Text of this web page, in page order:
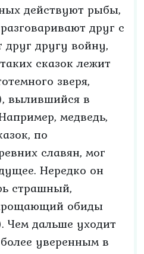
действуют рыбы,
друг с
другу войну,
сказок лежит
зверя,
вылившийся в
медведь,
по
славян, мог
Нередко он
страшный,
обиды
Чем дальше уходит
уверенным в